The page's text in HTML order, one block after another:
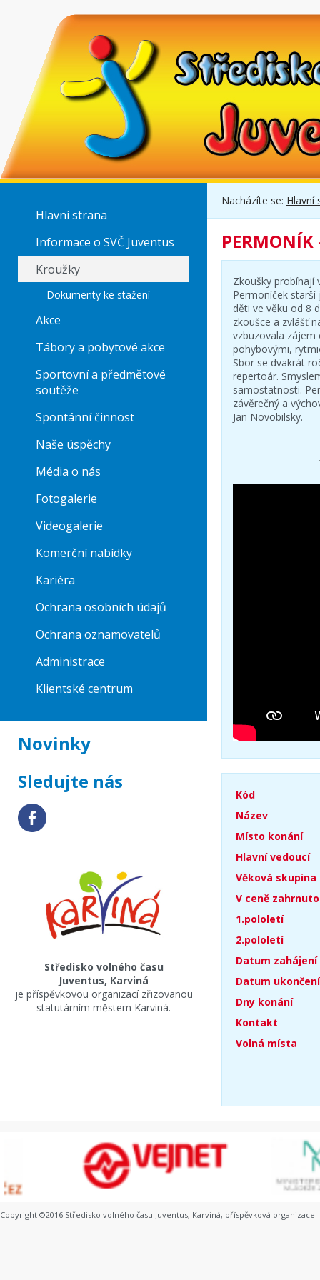
Hlavní strana
Informace o SVČ Juventus
Kroužky
Dokumenty ke stažení
Akce
Tábory a pobytové akce
Sportovní a předmětové
soutěže
Spontánní činnost
Naše úspěchy
Média o nás
Fotogalerie
Videogalerie
Komerční nabídky
Kariéra
Ochrana osobních údajů
Ochrana oznamovatelů
Administrace
Klientské centrum
Novinky
Sledujte nás
Středisko volného času
Juventus, Karviná
je příspěvkovou organizací zřizovanou
statutárním městem Karviná.
Nacházíte se: Hlavní
Zkoušky probíhají
Permoníček
děti ve věku od 8
zkoušce a zvlášť
vzbuzovala zájem
pohybovými,
Sbor se dvakrát
repertoár.
samostatnosti.
závěrečný a
Jan Novobilsky.
Kód
Název
Místo konání
Hlavní vedoucí
Věková skupina
V ceně zahrnuto
1.pololetí
2.pololetí
Datum zahájení
Datum ukončení
Dny konání
Kontakt
Volná místa
Copyright ©2016 Středisko volného času Juventus, Karviná, příspěvková organizace